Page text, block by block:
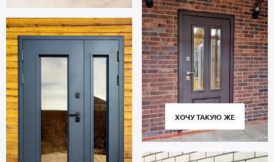
лет.
Позвоните в отдел продаж или оставьте заявку на сайте, чтобы
купить дверь по габаритам вашего проема. Выезд специалиста
по замерам — бесплатно. Изготовление от 2 дн. Доставка по
Москве и Московской области, установка «под ключ».
ХОЧУ ТАКУЮ ЖЕ